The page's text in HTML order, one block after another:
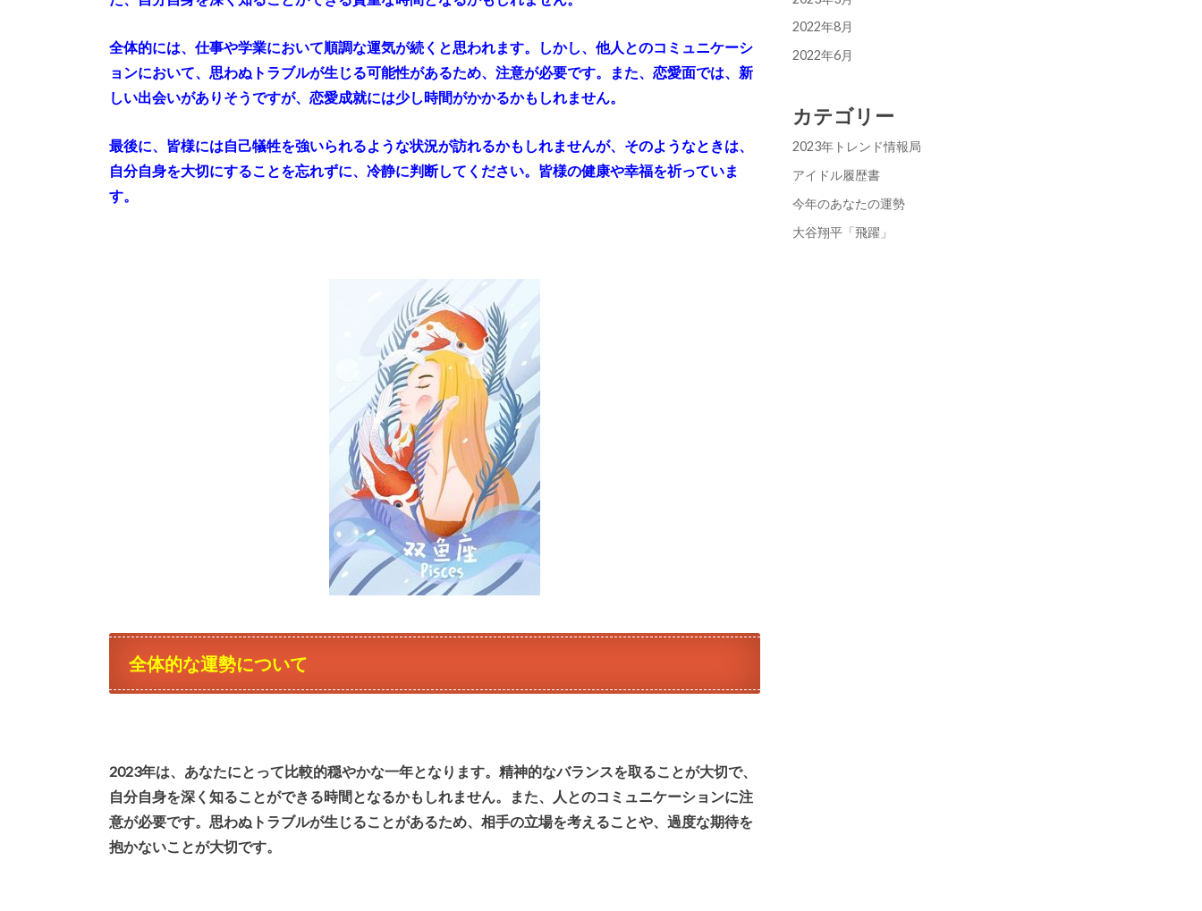
全体的には、仕事や学業において順調な運気が続くと思われます。しかし、他人とのコミュニケーシ
ョンにおいて、思わぬトラブルが生じる可能性があるため、注意が必要です。また、恋愛面では、新
しい出会いがありそうですが、恋愛成就には少し時間がかかるかもしれません。
最後に、皆様には自己犠牲を強いられるような状況が訪れるかもしれませんが、そのようなときは、
自分自身を大切にすることを忘れずに、冷静に判断してください。皆様の健康や幸福を祈っていま
す。
全体的な運勢について
2023年は、あなたにとって比較的穏やかな一年となります。精神的なバランスを取ることが大切で、
自分自身を深く知ることができる時間となるかもしれません。また、人とのコミュニケーションに注
意が必要です。思わぬトラブルが生じることがあるため、相手の立場を考えることや、過度な期待を
抱かないことが大切です。
2022年8月
2022年6月
カテゴリー
2023年トレンド情報局
アイドル履歴書
今年のあなたの運勢
大谷翔平「飛躍」